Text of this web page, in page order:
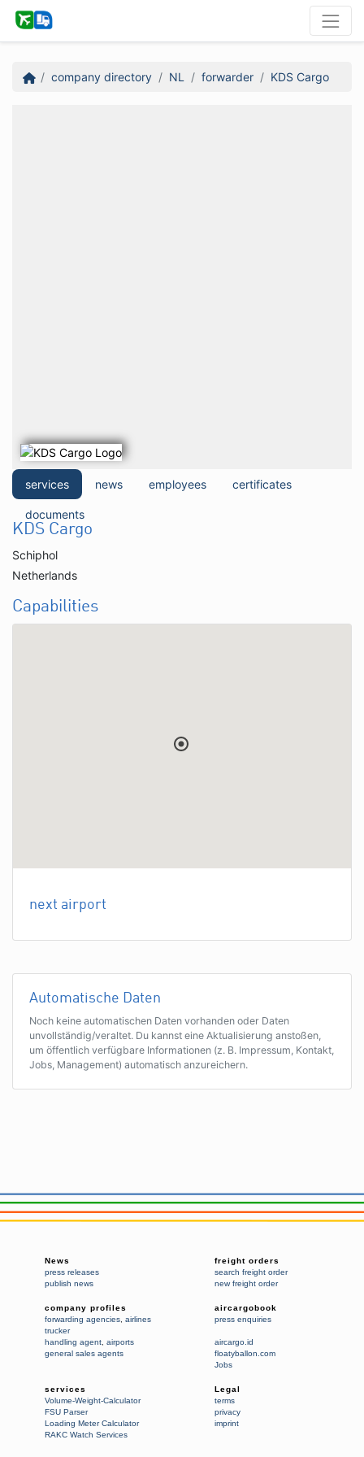
company directory NL forwarder KDS Cargo
services news employees certificates
documents
KDS Cargo
Schiphol
Netherlands
Capabilities
next airport
Automatische Daten
Noch keine automatischen Daten vorhanden oder Daten
unvollständig/veraltet. Du kannst eine Aktualisierung anstoßen,
um öffentlich verfügbare Informationen (z. B. Impressum, Kontakt,
Jobs, Management) automatisch anzureichern.
News
press releases
publish news
freight orders
search freight order
new freight order
company profiles
forwarding agencies airlines
trucker
handling agent airports
general sales agents
aircargobook
press enquiries
aircargo.id
floatyballon.com
Jobs
services
Volume-Weight-Calculator
FSU Parser
Loading Meter Calculator
RAKC Watch Services
Legal
terms
privacy
imprint